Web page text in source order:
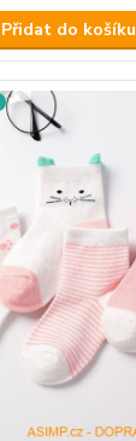
Přidat do košíku